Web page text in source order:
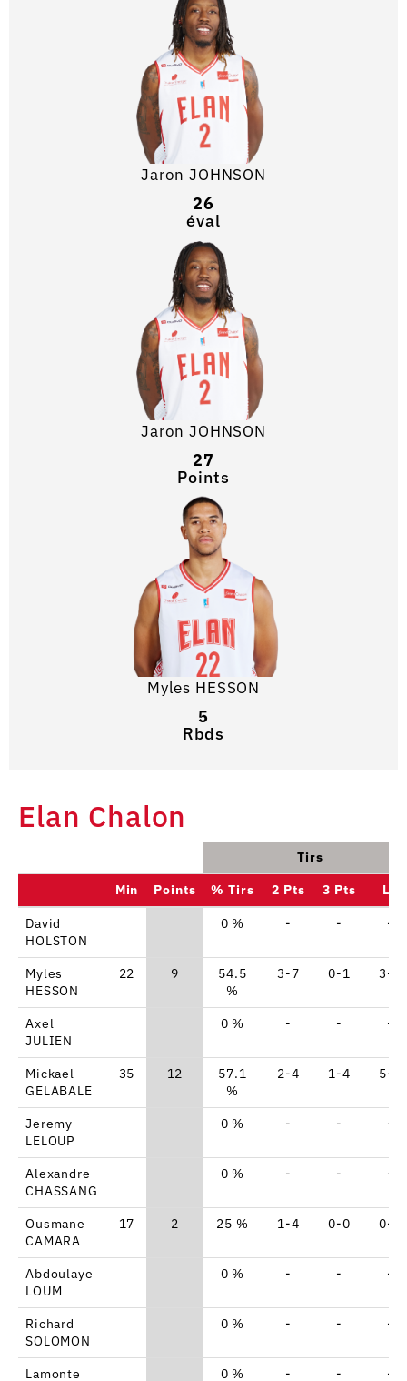
Jaron JOHNSON
26
éval
Jaron JOHNSON
27
Points
Myles HESSON
5
Rbds
Elan Chalon
Tirs
Min
Points % Tirs 2 Pts 3 Pts LF
David
HOLSTON
0 % - - -
Myles
HESSON
22 9
54.5
%
3-7 0-1 3-3
Axel
JULIEN
0 % - - -
Mickael
GELABALE
35 12
57.1
%
2-4 1-4 5-6
Jeremy
LELOUP
0 % - - -
Alexandre
CHASSANG
0 % - - -
Ousmane
CAMARA
17 2 25 % 1-4 0-0 0-0
Abdoulaye
LOUM
0 % - - -
Richard
SOLOMON
0 % - - -
Lamonte 0 % - - -